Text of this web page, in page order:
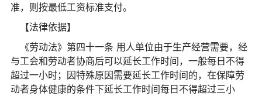
准，则按最低工资标准支付。
【法律依据】
《劳动法》第四十一条 用人单位由于生产经营需要，经
与工会和劳动者协商后可以延长工作时间，一般每日不得
超过一小时；因特殊原因需要延长工作时间的，在保障劳
动者身体健康的条件下延长工作时间每日不得超过三小